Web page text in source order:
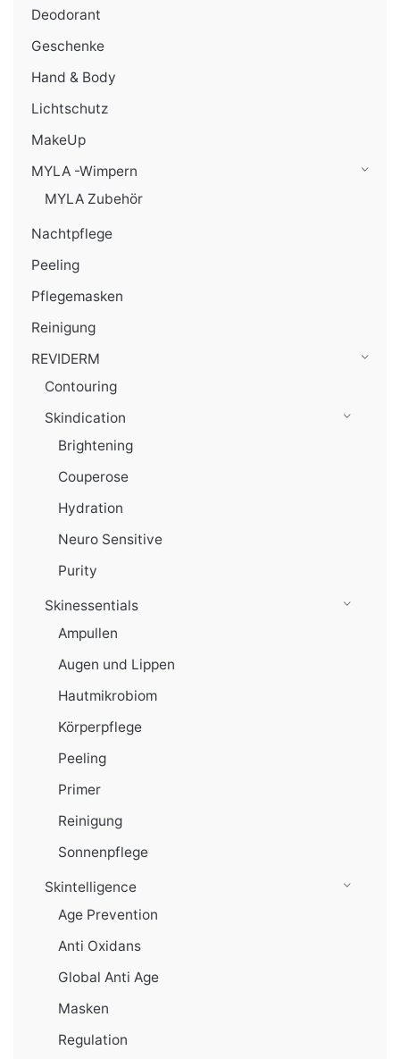
Deodorant
Geschenke
Hand & Body
Lichtschutz
MakeUp
MYLA -Wimpern
MYLA Zubehör
Nachtpflege
Peeling
Pflegemasken
Reinigung
REVIDERM
Contouring
Skindication
Brightening
Couperose
Hydration
Neuro Sensitive
Purity
Skinessentials
Ampullen
Augen und Lippen
Hautmikrobiom
Körperpflege
Peeling
Primer
Reinigung
Sonnenpflege
Skintelligence
Age Prevention
Anti Oxidans
Global Anti Age
Masken
Regulation